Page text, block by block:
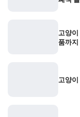
고양
품까
고양